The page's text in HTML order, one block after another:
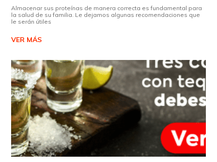
Almacenar sus proteínas de manera correcta es fundamental para
la salud de su familia. Le dejamos algunas recomendaciones que
le serán útiles
VER MÁS